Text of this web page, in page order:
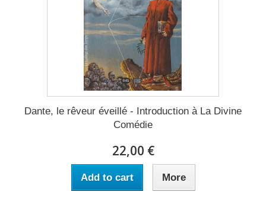
Dante, le rêveur éveillé - Introduction à La Divine
Comédie
22,00 €
Add to cart More